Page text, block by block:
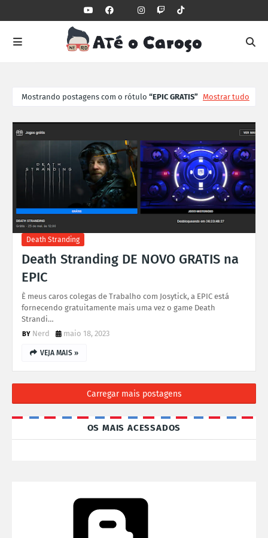
Mostrando postagens com o rótulo EPIC GRATIS Mostrar tudo
Death Stranding
Death Stranding DE NOVO GRATIS na
EPIC
È meus caros colegas de Trabalho com Josytick, a EPIC está
fornecendo gratuitamente mais uma vez o game Death
Strandi…
Nerd
maio 18, 2023
VEJA MAIS »
Carregar mais postagens
OS MAIS ACESSADOS